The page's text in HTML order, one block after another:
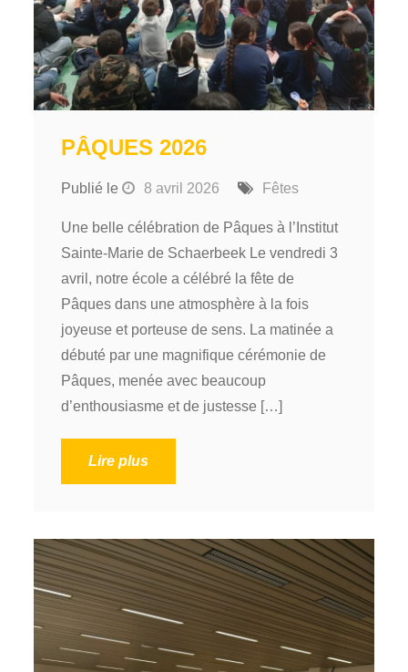
PÂQUES 2026
Publié le 8 avril 2026 Fêtes
Une belle célébration de Pâques à l’Institut
Sainte-Marie de Schaerbeek Le vendredi 3
avril, notre école a célébré la fête de
Pâques dans une atmosphère à la fois
joyeuse et porteuse de sens. La matinée a
débuté par une magnifique cérémonie de
Pâques, menée avec beaucoup
d’enthousiasme et de justesse […]
Lire plus